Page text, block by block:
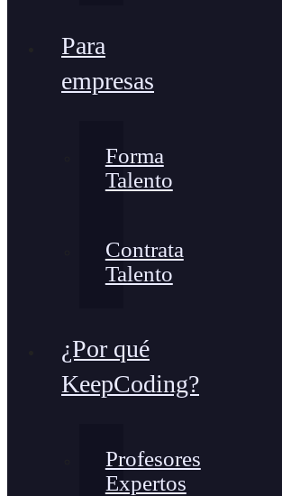
Para
empresas
Forma
Talento
Contrata
Talento
¿Por qué
KeepCoding?
Profesores
Expertos